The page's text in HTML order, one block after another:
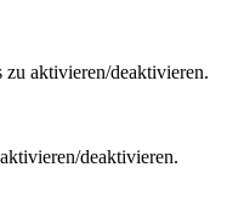
aktivieren/deaktivieren.
deaktivieren.